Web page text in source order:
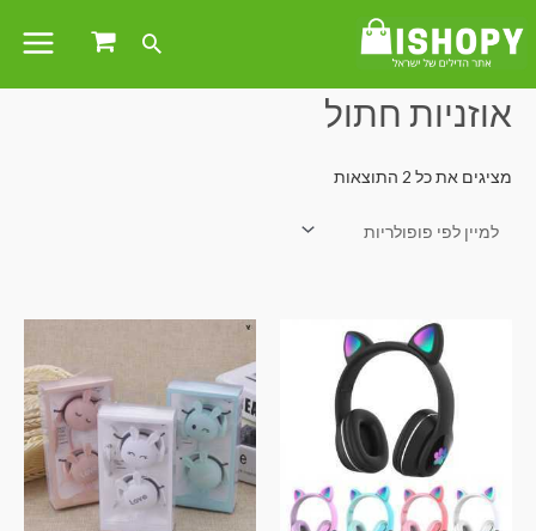
עמוד הבית/ מוצרים המתויגים “אוזניות חתול”
אוזניות חתול
מציגים את כל ⁦2⁩ התוצאות